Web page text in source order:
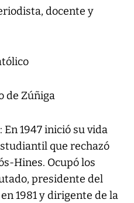
docente y
de Zúñiga
1947 inició su vida
que rechazó
Hines. Ocupó los
presidente del
1981 y dirigente de la